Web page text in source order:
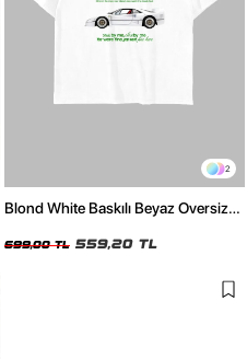
2
Blond White Baskılı Beyaz Oversize
699,00 TL 559,20 TL